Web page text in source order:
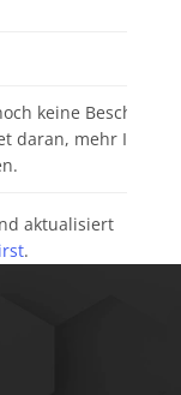
keine
daran, mehr
aktualisiert
.